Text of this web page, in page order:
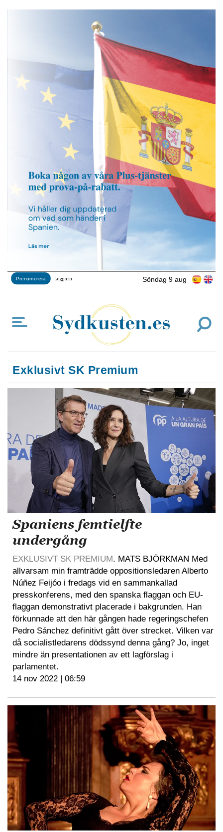
Söndag 9 aug
Prenumerera Logga in
Exklusivt SK Premium
Spaniens femtielfte
undergång
EXKLUSIVT SK PREMIUM. MATS BJÖRKMAN Med
allvarsam min framträdde oppositionsledaren Alberto
Núñez Feijóo i fredags vid en sammankallad
presskonferens, med den spanska flaggan och EU-
flaggan demonstrativt placerade i bakgrunden. Han
förkunnade att den här gången hade regeringschefen
Pedro Sánchez definitivt gått över strecket. Vilken var
då socialistledarens dödssynd denna gång? Jo, inget
mindre än presentationen av ett lagförslag i
parlamentet.
14 nov 2022 | 06:59